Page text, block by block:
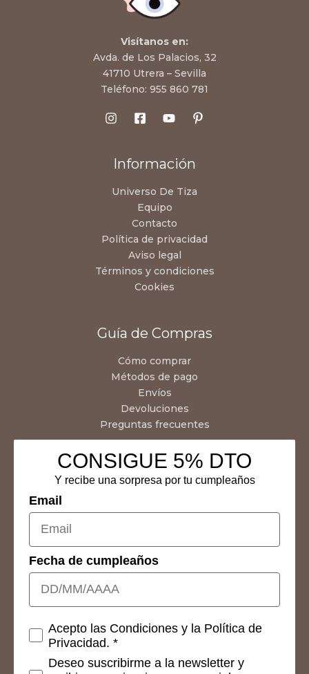
Visítanos en:
Avda. de Los Palacios, 32
41710 Utrera – Sevilla
Teléfono: 955 860 781
Información
Universo De Tiza
Equipo
Contacto
Política de privacidad
Aviso legal
Términos y condiciones
Cookies
Guía de Compras
Cómo comprar
Métodos de pago
Envíos
Devoluciones
Preguntas frecuentes
CONSIGUE 5% DTO
Y recibe una sorpresa por tu cumpleaños
Email
Fecha de cumpleaños
Consetimientos
Acepto las Condiciones y la Política de
Privacidad. *
Deseo suscribirme a la newsletter y